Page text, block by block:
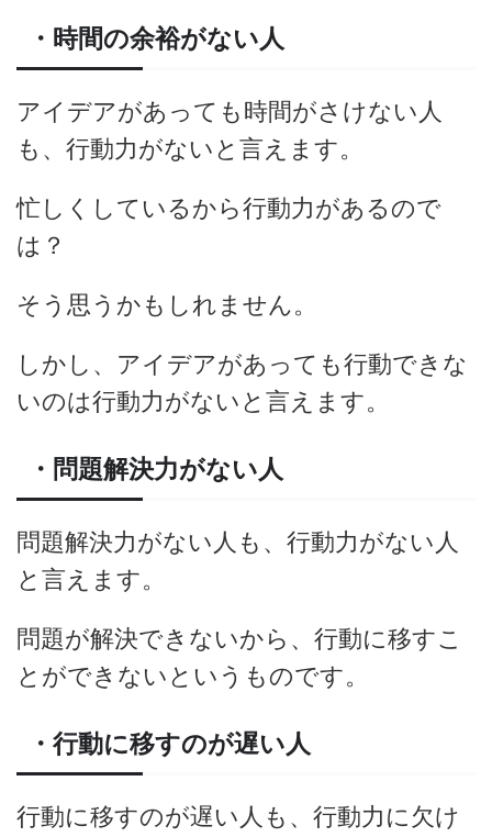
・時間の余裕がない人
アイデアがあっても時間がさけない人
も、行動力がないと言えます。
忙しくしているから行動力があるので
は？
そう思うかもしれません。
しかし、アイデアがあっても行動できな
いのは行動力がないと言えます。
・問題解決力がない人
問題解決力がない人も、行動力がない人
と言えます。
問題が解決できないから、行動に移すこ
とができないというものです。
・行動に移すのが遅い人
行動に移すのが遅い人も、行動力に欠け